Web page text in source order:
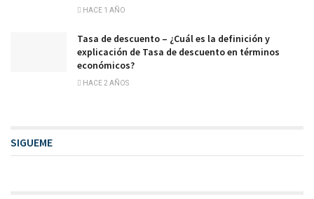
HACE 1 AÑO
Tasa de descuento – ¿Cuál es la definición y
explicación de Tasa de descuento en términos
económicos?
HACE 2 AÑOS
SIGUEME